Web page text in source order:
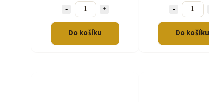
Do košíku Do košíku